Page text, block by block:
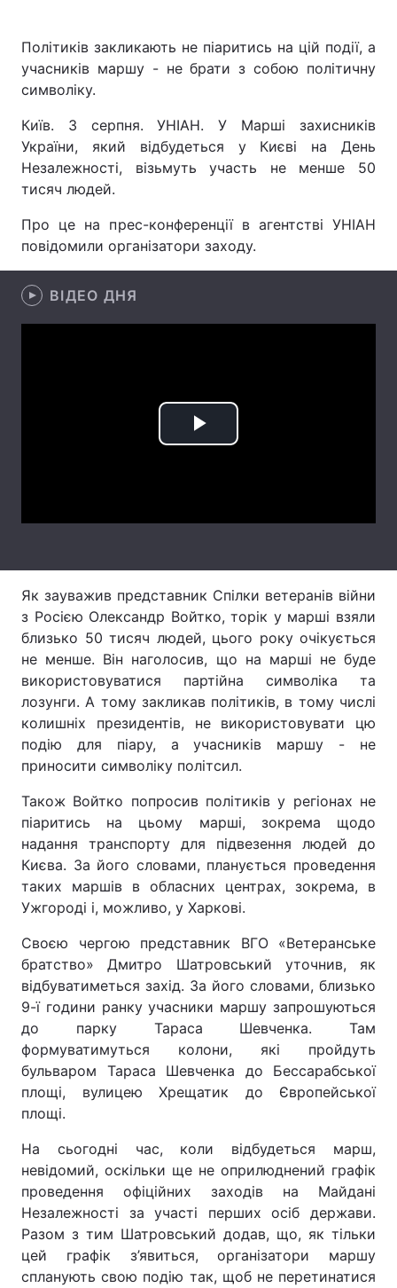
Головна
Екологія Регіони
Лонгріди
Відео з Youtube Статті
Інтерв'ю Думки
Контакти
Послуги
Тема оформлення
Політиків закликають не піаритись на цій події, а
учасників маршу - не брати з собою політичну
символіку.
Київ. 3 серпня. УНІАН. У Марші захисників
України, який відбудеться у Києві на День
Незалежності, візьмуть участь не менше 50
тисяч людей.
Про це на прес-конференції в агентстві УНІАН
повідомили організатори заходу.
ВІДЕО ДНЯ
Play
Як зауважив представник Спілки ветеранів війни
з Росією Олександр Войтко, торік у марші взяли
близько 50 тисяч людей, цього року очікується
не менше. Він наголосив, що на марші не буде
використовуватися партійна символіка та
лозунги. А тому закликав політиків, в тому числі
колишніх президентів, не використовувати цю
подію для піару, а учасників маршу - не
приносити символіку політсил.
Також Войтко попросив політиків у регіонах не
піаритись на цьому марші, зокрема щодо
надання транспорту для підвезення людей до
Києва. За його словами, планується проведення
таких маршів в обласних центрах, зокрема, в
Ужгороді і, можливо, у Харкові.
Своєю чергою представник ВГО «Ветеранське
братство» Дмитро Шатровський уточнив, як
відбуватиметься захід. За його словами, близько
9-ї години ранку учасники маршу запрошуються
до парку Тараса Шевченка. Там
формуватимуться колони, які пройдуть
бульваром Тараса Шевченка до Бессарабської
площі, вулицею Хрещатик до Європейської
площі.
На сьогодні час, коли відбудеться марш,
невідомий, оскільки ще не оприлюднений графік
проведення офіційних заходів на Майдані
Незалежності за участі перших осіб держави.
Разом з тим Шатровський додав, що, як тільки
цей графік з’явиться, організатори маршу
спланують свою подію так, щоб не перетинатися